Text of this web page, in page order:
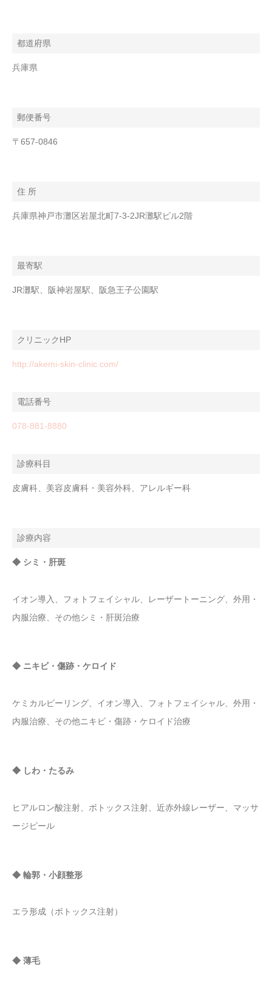
都道府県
兵庫県
郵便番号
〒657-0846
住 所
兵庫県神戸市灘区岩屋北町7-3-2JR灘駅ビル2階
最寄駅
JR灘駅、阪神岩屋駅、阪急王子公園駅
クリニックHP
http://akemi-skin-clinic.com/
電話番号
078-881-8880
診療科目
皮膚科、美容皮膚科・美容外科、アレルギー科
診療内容
◆ シミ・肝斑
イオン導入、フォトフェイシャル、レーザートーニング、外用・
内服治療、その他シミ・肝斑治療
◆ ニキビ・傷跡・ケロイド
ケミカルピーリング、イオン導入、フォトフェイシャル、外用・
内服治療、その他ニキビ・傷跡・ケロイド治療
◆ しわ・たるみ
ヒアルロン酸注射、ボトックス注射、近赤外線レーザー、マッサ
ージピール
◆ 輪郭・小顔整形
エラ形成（ボトックス注射）
◆ 薄毛